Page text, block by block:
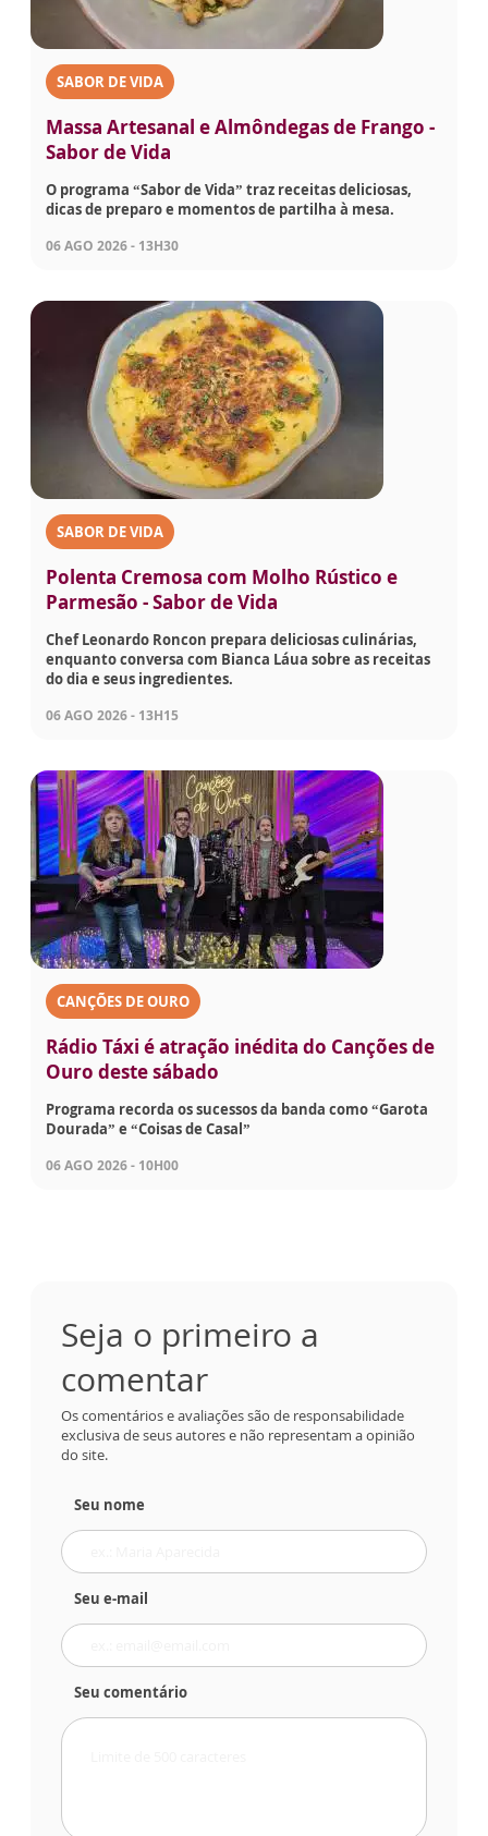
SABOR DE VIDA
Massa Artesanal e Almôndegas de Frango -
Sabor de Vida
O programa “Sabor de Vida” traz receitas deliciosas,
dicas de preparo e momentos de partilha à mesa.
06 AGO 2026 - 13H30
SABOR DE VIDA
Polenta Cremosa com Molho Rústico e
Parmesão - Sabor de Vida
Chef Leonardo Roncon prepara deliciosas culinárias,
enquanto conversa com Bianca Láua sobre as receitas
do dia e seus ingredientes.
06 AGO 2026 - 13H15
CANÇÕES DE OURO
Rádio Táxi é atração inédita do Canções de
Ouro deste sábado
Programa recorda os sucessos da banda como “Garota
Dourada” e “Coisas de Casal”
06 AGO 2026 - 10H00
Seja o primeiro a
comentar
Os comentários e avaliações são de responsabilidade
exclusiva de seus autores e não representam a opinião
do site.
Seu nome
Seu e-mail
Seu comentário